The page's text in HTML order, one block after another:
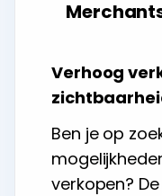
Verhoog
Ben je op
verkopen?